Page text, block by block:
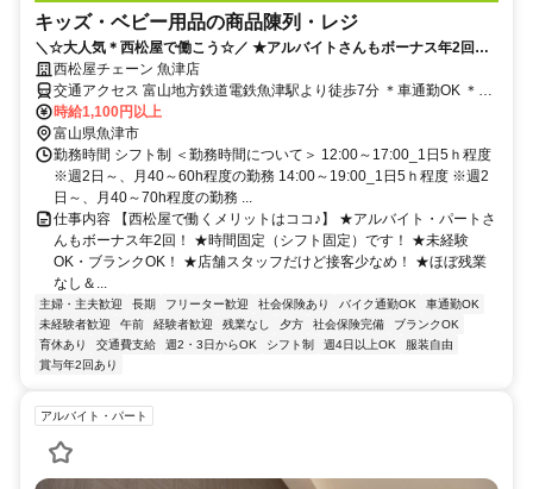
キッズ・ベビー用品の商品陳列・レジ
＼☆大人気＊西松屋で働こう☆／ ★アルバイトさんもボーナス年2回！
★時間固定だから私生活と両立OK 西松屋チェーン 魚津店
西松屋チェーン 魚津店
交通アクセス 富山地方鉄道電鉄魚津駅より徒歩7分 ＊車通勤OK ＊バ
イク通勤OK ＊自転車通勤OK
時給1,100円以上
富山県魚津市
勤務時間 シフト制 ＜勤務時間について＞ 12:00～17:00_1日5ｈ程度
※週2日～、月40～60h程度の勤務 14:00～19:00_1日5ｈ程度 ※週2
日～、月40～70h程度の勤務 ...
仕事内容 【西松屋で働くメリットはココ♪】 ★アルバイト・パートさ
んもボーナス年2回！ ★時間固定（シフト固定）です！ ★未経験
OK・ブランクOK！ ★店舗スタッフだけど接客少なめ！ ★ほぼ残業
なし＆...
主婦・主夫歓迎 長期 フリーター歓迎 社会保険あり バイク通勤OK
車通勤OK
未経験者歓迎
午前 経験者歓迎 残業なし 夕方 社会保険完備
ブランクOK
育休あり
交通費支給 週2・3日からOK シフト制 週4日以上OK
服装自由
賞与年2回あり
アルバイト・パート